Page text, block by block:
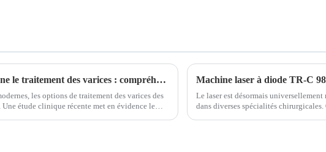
La technologie EVLT révolutionne le traitement des varices : compréhension du fonctionnement interne et des progrès cliniques
les options de traitement des varices des
étude clinique récente met en évidence le
Le laser est désormais
dans diverses spécialités